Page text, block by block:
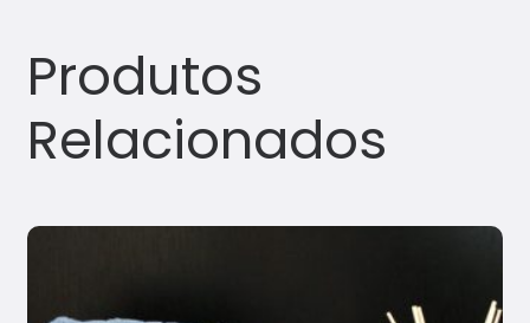
Produtos
Relacionados